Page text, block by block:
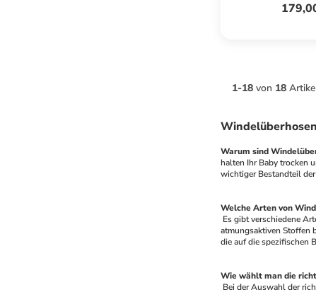
1-18 von 18
Warum sind
halten Ihr Baby trocken
wichtiger Bestandteil
Welche Arten von
atmungsaktiven Stoffen
die auf die spezifischen
Wie wählt man die